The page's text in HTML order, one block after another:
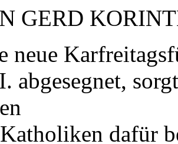
GERD
neue
abgesegnet,
dafür